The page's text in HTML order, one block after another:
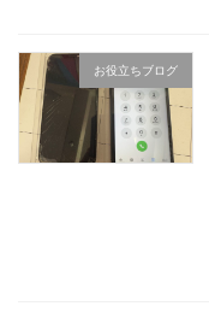
お役立ちブログ